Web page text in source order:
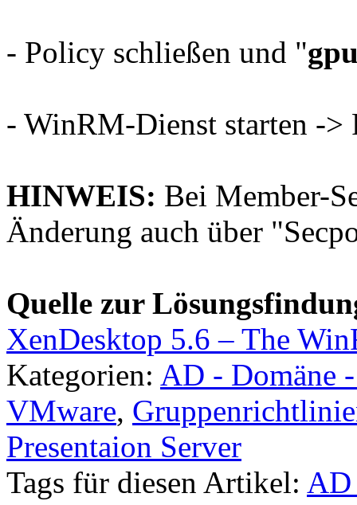
- Policy schließen und "
- WinRM-Dienst starten ->
HINWEIS: Bei Member-
Änderung auch über
Quelle zur
XenDesktop 5.6 – The
Kategorien: AD - Domäne
VMware,
Presentaion Server
Tags für diesen Artikel: AD